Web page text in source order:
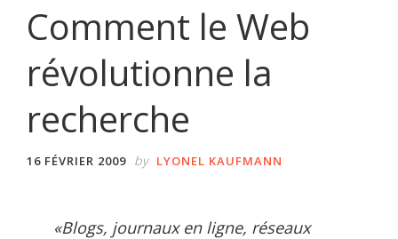
Comment le Web
révolutionne la
recherche
16 FÉVRIER 2009 by LYONEL KAUFMANN
«Blogs, journaux en ligne, réseaux